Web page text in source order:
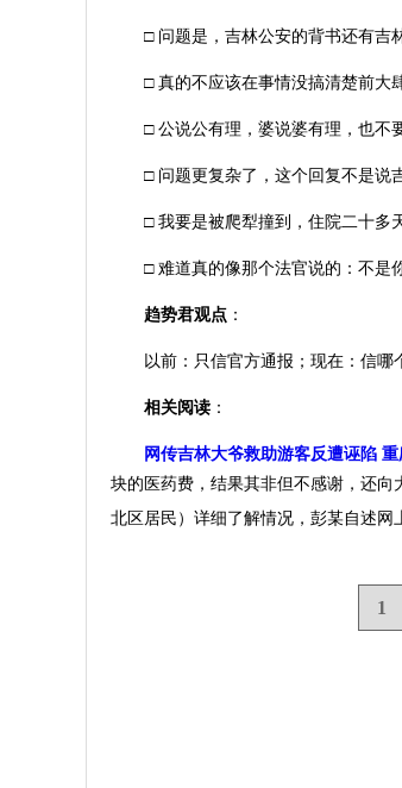
□ 问题是，吉林公安的背书还有吉
□ 真的不应该在事情没搞清楚前大
□ 公说公有理，婆说婆有理，也不
□ 问题更复杂了，这个回复不是说
□ 我要是被爬犁撞到，住院二十多
□ 难道真的像那个法官说的：不是
趋势君观点 ：
以前：只信官方通报；现在：信哪
相关阅读 ：
网传吉林大爷救助游客反遭诬陷
块的医药费，结果其非但不感谢，还向
北区居民）详细了解情况，彭某自述网
1